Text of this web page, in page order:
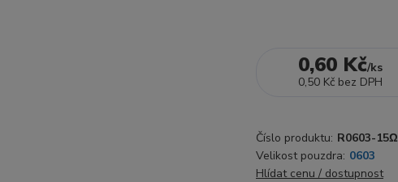
0,60 Kč/ks
0,50 Kč bez DPH
Číslo produktu: R0603-15Ω
Velikost pouzdra: 0603
Hlídat cenu / dostupnost